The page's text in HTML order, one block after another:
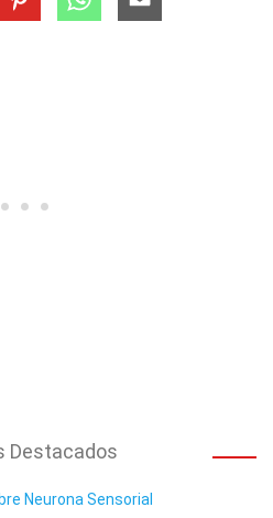
Destacados
Neurona Sensorial